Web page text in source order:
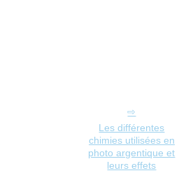
Les différentes
chimies utilisées en
photo argentique et
leurs effets